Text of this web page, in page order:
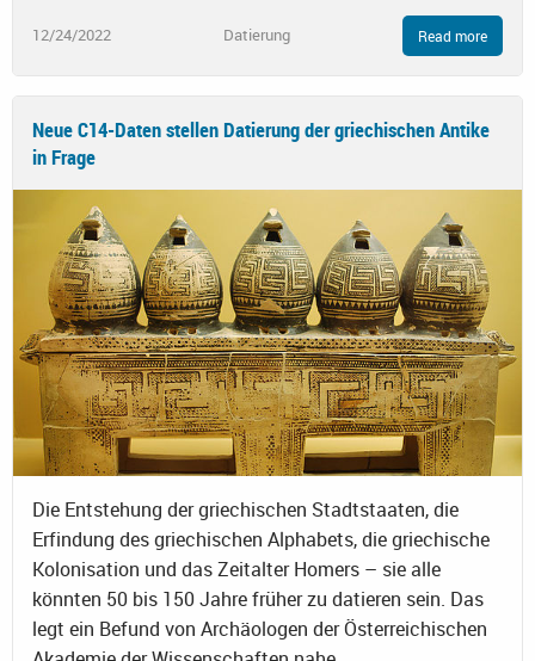
12/24/2022 Datierung Read more
Neue C14-Daten stellen Datierung der griechischen Antike
in Frage
Die Entstehung der griechischen Stadtstaaten, die
Erfindung des griechischen Alphabets, die griechische
Kolonisation und das Zeitalter Homers – sie alle
könnten 50 bis 150 Jahre früher zu datieren sein. Das
legt ein Befund von Archäologen der Österreichischen